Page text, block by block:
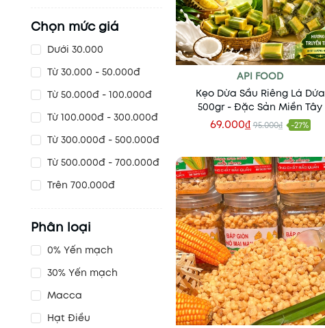
Chọn mức giá
Dưới 30.000
Từ 30.000 - 50.000đ
Từ 50.000đ - 100.000đ
Từ 100.000đ - 300.000đ
Từ 300.000đ - 500.000đ
Từ 500.000đ - 700.000đ
Trên 700.000đ
Phân loại
0% Yến mạch
30% Yến mạch
Macca
Hạt Điều
Thêm vào giỏ
API FOOD
Kẹo Dừa Sầu Riêng Lá Dứa
500gr - Đặc Sản Miền Tây
69.000₫ 95.000₫ -27%